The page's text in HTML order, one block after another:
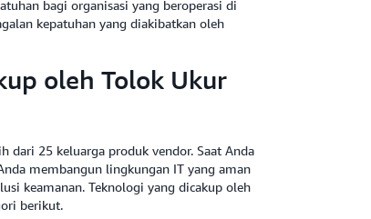
bagi organisasi yang beroperasi di
kepatuhan yang diakibatkan oleh
oleh Tolok Ukur
dari 25 keluarga produk vendor. Saat Anda
membangun lingkungan IT yang aman
keamanan. Teknologi yang dicakup oleh
berikut.